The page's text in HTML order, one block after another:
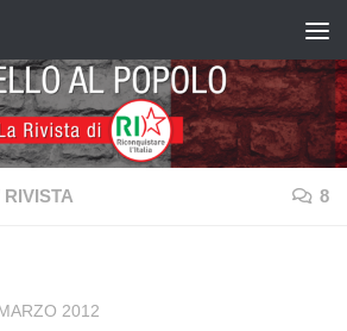
RIVISTA 8
2012